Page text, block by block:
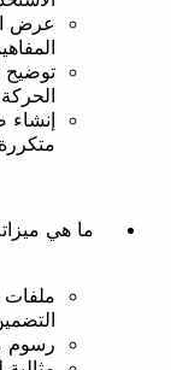
المستندات
عرض
توضيح
الحركة
متكررة
ما هي
رسوم